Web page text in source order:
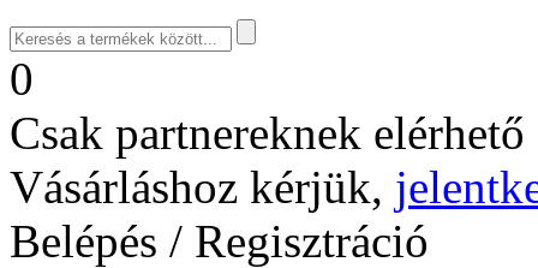
0
Csak partnereknek
Vásárláshoz kérjük,
Belépés / Regisztráció